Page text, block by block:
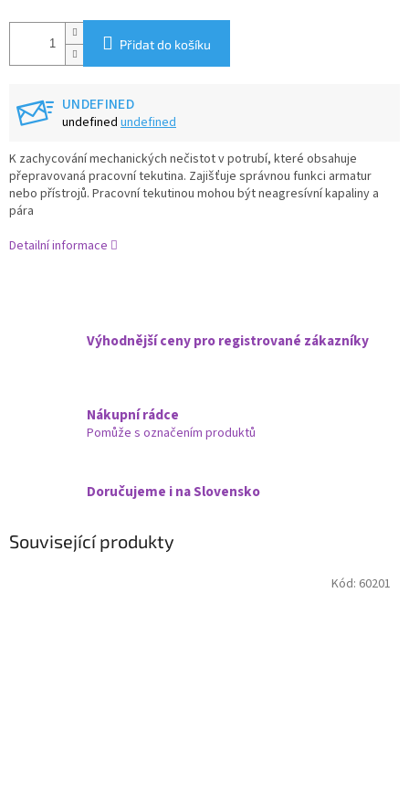
Přidat do košíku
UNDEFINED
undefined undefined
K zachycování mechanických nečistot v potrubí, které obsahuje
přepravovaná pracovní tekutina. Zajišťuje správnou funkci armatur
nebo přístrojů. Pracovní tekutinou mohou být neagresívní kapaliny a
pára
Detailní informace
Výhodnější ceny pro registrované zákazníky
Nákupní rádce
Pomůže s označením produktů
Doručujeme i na Slovensko
Související produkty
Kód: 60201